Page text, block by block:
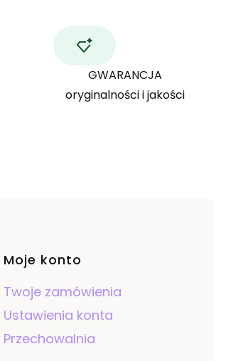
GWARANCJA
oryginalności i jakości
Moje konto
Twoje zamówienia
Ustawienia konta
Przechowalnia